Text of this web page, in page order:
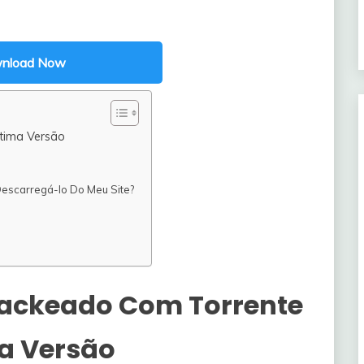
Now
Versão
lo Do Meu Site?
Com Torrente
Versão